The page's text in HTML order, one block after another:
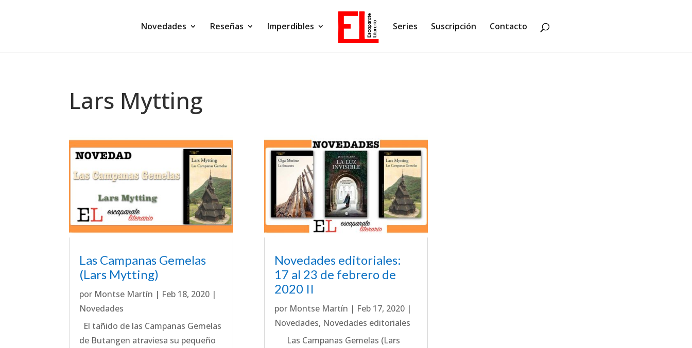
Novedades Reseñas Imperdibles Series Suscripción Contacto
Lars Mytting
Las Campanas Gemelas
(Lars Mytting)
por Montse Martín | Feb 18, 2020 |
Novedades
El tañido de las Campanas Gemelas
de Butangen atraviesa su pequeño
Novedades editoriales:
17 al 23 de febrero de
2020 II
por Montse Martín | Feb 17, 2020|
Novedades, Novedades editoriales
Las Campanas Gemelas (Lars